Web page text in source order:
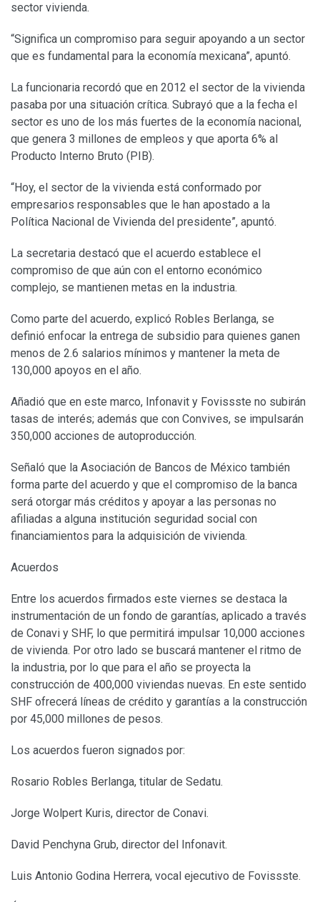
sector vivienda.
“Significa un compromiso para seguir apoyando a un sector
que es fundamental para la economía mexicana”, apuntó.
La funcionaria recordó que en 2012 el sector de la vivienda
pasaba por una situación crítica. Subrayó que a la fecha el
sector es uno de los más fuertes de la economía nacional,
que genera 3 millones de empleos y que aporta 6% al
Producto Interno Bruto (PIB).
“Hoy, el sector de la vivienda está conformado por
empresarios responsables que le han apostado a la
Política Nacional de Vivienda del presidente”, apuntó.
La secretaria destacó que el acuerdo establece el
compromiso de que aún con el entorno económico
complejo, se mantienen metas en la industria.
Como parte del acuerdo, explicó Robles Berlanga, se
definió enfocar la entrega de subsidio para quienes ganen
menos de 2.6 salarios mínimos y mantener la meta de
130,000 apoyos en el año.
Añadió que en este marco, Infonavit y Fovissste no subirán
tasas de interés; además que con Convives, se impulsarán
350,000 acciones de autoproducción.
Señaló que la Asociación de Bancos de México también
forma parte del acuerdo y que el compromiso de la banca
será otorgar más créditos y apoyar a las personas no
afiliadas a alguna institución seguridad social con
financiamientos para la adquisición de vivienda.
Acuerdos
Entre los acuerdos firmados este viernes se destaca la
instrumentación de un fondo de garantías, aplicado a través
de Conavi y SHF, lo que permitirá impulsar 10,000 acciones
de vivienda. Por otro lado se buscará mantener el ritmo de
la industria, por lo que para el año se proyecta la
construcción de 400,000 viviendas nuevas. En este sentido
SHF ofrecerá líneas de crédito y garantías a la construcción
por 45,000 millones de pesos.
Los acuerdos fueron signados por:
Rosario Robles Berlanga, titular de Sedatu.
Jorge Wolpert Kuris, director de Conavi.
David Penchyna Grub, director del Infonavit.
Luis Antonio Godina Herrera, vocal ejecutivo de Fovissste.